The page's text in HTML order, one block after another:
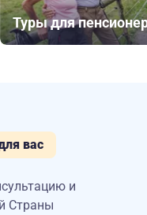
Туры для
вас
и
Страны